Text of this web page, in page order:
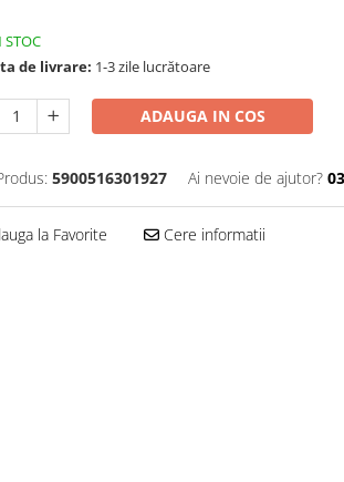
STOC
de livrare: 1-3 zile lucrătoare
ADAUGA IN COS
5900516301927 Ai nevoie de ajutor?
la Favorite Cere informatii